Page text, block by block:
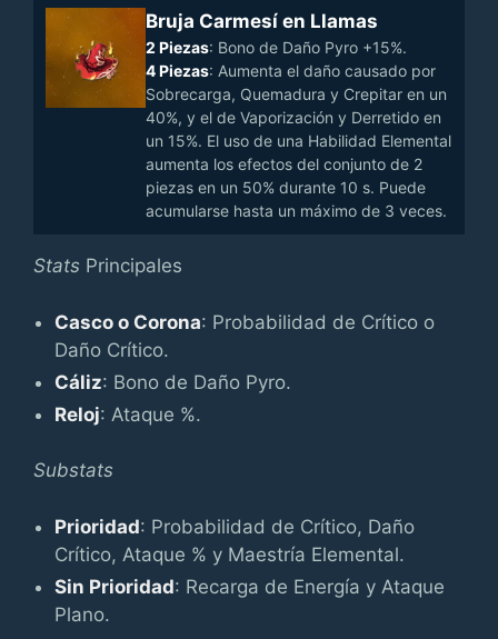
Bruja Carmesí en Llamas
2 Piezas: Bono de Daño Pyro +15%.
4 Piezas: Aumenta el daño causado por
Sobrecarga, Quemadura y Crepitar en un
40%, y el de Vaporización y Derretido en
un 15%. El uso de una Habilidad Elemental
aumenta los efectos del conjunto de 2
piezas en un 50% durante 10 s. Puede
acumularse hasta un máximo de 3 veces.
Stats Principales
Casco o Corona: Probabilidad de Crítico o
Daño Crítico.
Cáliz: Bono de Daño Pyro.
Reloj: Ataque %.
Substats
Prioridad: Probabilidad de Crítico, Daño
Crítico, Ataque % y Maestría Elemental.
Sin Prioridad: Recarga de Energía y Ataque
Plano.